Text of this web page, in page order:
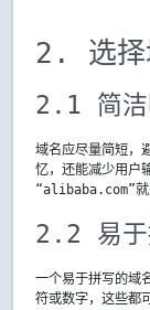
2. 选择
2.1 简洁
域名应尽量简短，
忆，还能减少用户
“alibaba.com”就
2.2 易于
一个易于拼写的域
符或数字，这些都